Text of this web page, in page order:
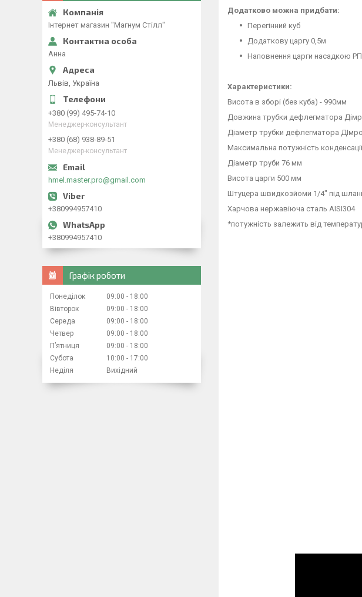
Додатково можна придбати:
Перегінний куб
Додаткову царгу 0,5м
Наповнення царги насадкою
Характеристики:
Висота в зборі (без куба) - 990мм
Довжина трубки дефлегматора
Діаметр трубки дефлегматора
Максимальна потужність
Діаметр труби 76 мм
Висота царги 500 мм
Штуцера швидкозйоми 1/4" під
Харчова нержавіюча сталь AISI304
*потужність залежить від
Інтернет магазин "Магнум Стілл"
Анна
Львів, Україна
+380 (99) 495-74-10
Менеджер-консультант
+380 (68) 938-89-51
Менеджер-консультант
hmel.master.pro@gmail.com
+380994957410
+380994957410
Графік роботи
Понеділок 09:00
18:00
Вівторок
09:00
18:00
Середа
09:00
18:00
Четвер
09:00
18:00
Пʼятниця
09:00
18:00
Субота
10:00
17:00
Неділя
Вихідний